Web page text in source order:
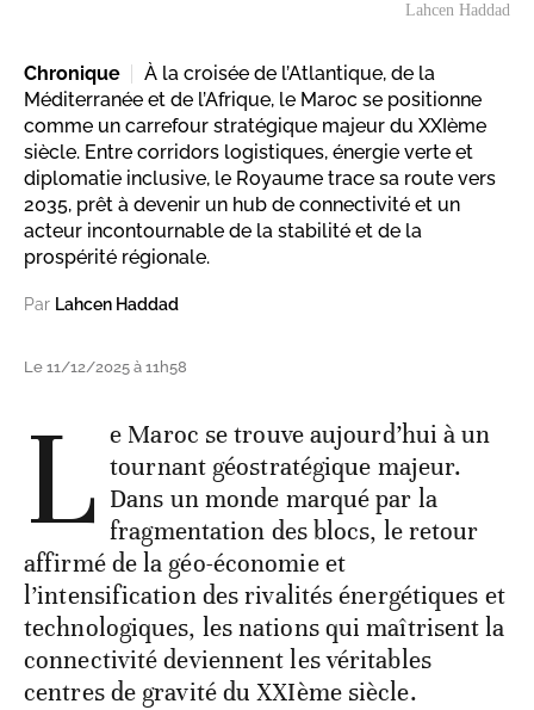
Lahcen Haddad
Chronique
À la croisée de l’Atlantique, de la
Méditerranée et de l’Afrique, le Maroc se positionne
comme un carrefour stratégique majeur du XXIème
siècle. Entre corridors logistiques, énergie verte et
diplomatie inclusive, le Royaume trace sa route vers
2035, prêt à devenir un hub de connectivité et un
acteur incontournable de la stabilité et de la
prospérité régionale.
Par Lahcen Haddad
Le 11/12/2025 à 11h58
L e Maroc se trouve aujourd’hui à un
tournant géostratégique majeur.
Dans un monde marqué par la
fragmentation des blocs, le retour
affirmé de la géo-économie et
l’intensification des rivalités énergétiques et
technologiques, les nations qui maîtrisent la
connectivité deviennent les véritables
centres de gravité du XXIème siècle.